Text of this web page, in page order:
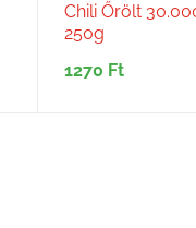
Chili Őrölt
250g
1270 Ft